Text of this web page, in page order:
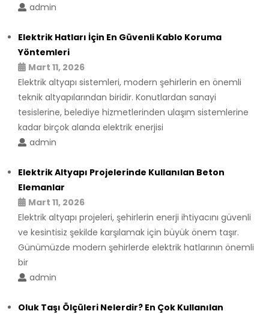
admin
Elektrik Hatları İçin En Güvenli Kablo Koruma
Yöntemleri
Mart 11, 2026
Elektrik altyapı sistemleri, modern şehirlerin en önemli
teknik altyapılarından biridir. Konutlardan sanayi
tesislerine, belediye hizmetlerinden ulaşım sistemlerine
kadar birçok alanda elektrik enerjisi
admin
Elektrik Altyapı Projelerinde Kullanılan Beton
Elemanlar
Mart 11, 2026
Elektrik altyapı projeleri, şehirlerin enerji ihtiyacını güvenli
ve kesintisiz şekilde karşılamak için büyük önem taşır.
Günümüzde modern şehirlerde elektrik hatlarının önemli
bir
admin
Oluk Taşı Ölçüleri Nelerdir? En Çok Kullanılan